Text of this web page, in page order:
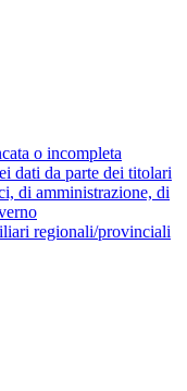
o incompleta
dati da parte dei titolari
di amministrazione, di
regionali/provinciali